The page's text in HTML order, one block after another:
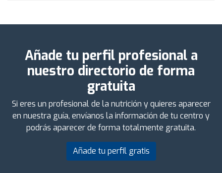
Añade tu perfil profesional a
nuestro directorio de forma
gratuita
Si eres un profesional de la nutrición y quieres aparecer
en nuestra guía, envíanos la información de tu centro y
podrás aparecer de forma totalmente gratuita.
Añade tu perfil gratis